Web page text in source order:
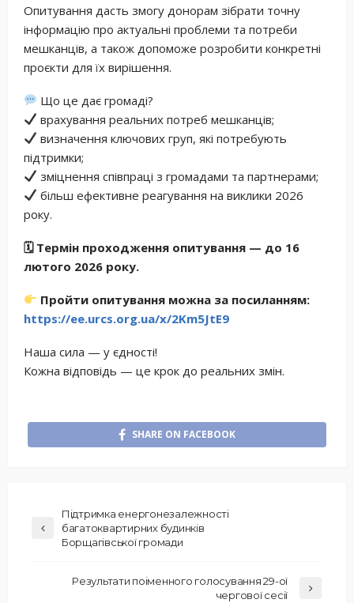
Опитування дасть змогу донорам зібрати точну
інформацію про актуальні проблеми та потреби
мешканців, а також допоможе розробити конкретні
проєкти для їх вирішення.
Що це дає громаді?
врахування реальних потреб мешканців;
визначення ключових груп, які потребують
підтримки;
зміцнення співпраці з громадами та партнерами;
більш ефективне реагування на виклики 2026
року.
🗓 Термін проходження опитування — до 16
лютого 2026 року.
Пройти опитування можна за посиланням:
https://ee.urcs.org.ua/x/2Km5JtE9
Наша сила — у єдності!
Кожна відповідь — це крок до реальних змін.
SHARE ON FACEBOOK
Підтримка енергонезалежності
багатоквартирних будинків
Борщагівської громади
Результати поіменного голосування 29-ої
чергової сесії